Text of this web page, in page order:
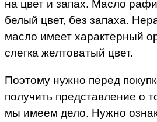
на цвет и запах. Масло
белый цвет, без запаха.
масло имеет характерный
слегка желтоватый цвет.
Поэтому нужно перед
получить представление о
мы имеем дело. Нужно